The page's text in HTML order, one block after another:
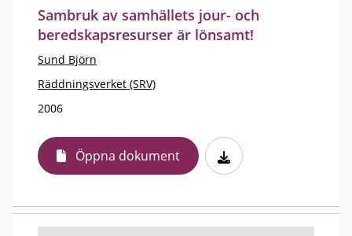
Sambruk av samhällets jour- och
beredskapsresurser är lönsamt!
Sund Björn
Räddningsverket (SRV)
2006
Öppna dokument